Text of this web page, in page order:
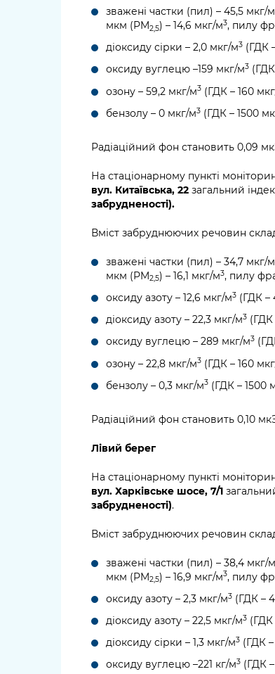
зважені частки (пил) – 45,5 мкг/м
мкм (PM2,5) – 14,6 мкг/м3, пилу
діоксиду сірки – 2,0 мкг/м3 (ГДК
оксиду вуглецю –159 мкг/м3
озону – 59,2 мкг/м3 (ГДК – 160
бензолу – 0 мкг/м3 (ГДК – 1500
Радіаційний фон становить 0,09
На стаціонарному пункті
вул. Китаївська, 22 загальний
забрудненості).
Вміст забруднюючих речовин
зважені частки (пил) – 34,7 мкг/м
мкм (PM2,5) – 16,1 мкг/м3, пилу
оксиду азоту – 12,6 мкг/м3 (ГДК –
діоксиду азоту – 22,3 мкг/м3 (ГДК
оксиду вуглецю – 289 мкг/м3
озону – 22,8 мкг/м3 (ГДК – 160
бензолу – 0,3 мкг/м3 (ГДК – 1500
Радіаційний фон становить 0,10
Лівий берег
На стаціонарному пункті
вул. Харківське шосе, 7/1
забрудненості).
Вміст забруднюючих речовин
зважені частки (пил) – 38,4 мкг/м
мкм (PM2,5) – 16,9 мкг/м3, пилу
оксиду азоту – 2,3 мкг/м3 (ГДК –
діоксиду азоту – 22,5 мкг/м3 (ГДК
діоксиду сірки – 1,3 мкг/м3 (ГДК
оксиду вуглецю –221 кг/м3 (ГДК